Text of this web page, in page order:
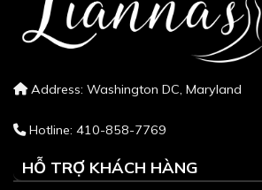
Address: Washington DC, Maryland
Hotline: 410-858-7769
HỖ TRỢ KHÁCH HÀNG